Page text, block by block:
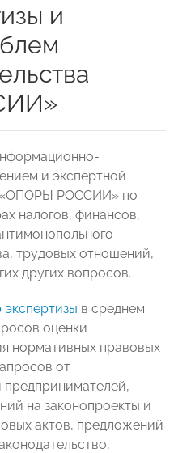
и
и экспертной
«ОПОРЫ РОССИИ» по
налогов, финансов,
трудовых отношений,
других вопросов.
экспертизы в среднем
оценки
нормативных правовых
от
предпринимателей,
на законопроекты и
актов, предложений